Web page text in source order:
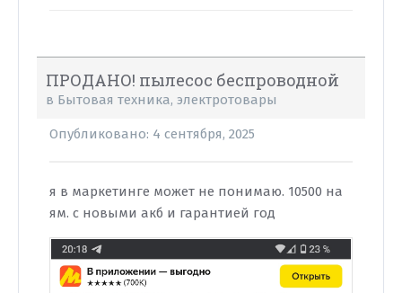
ПРОДАНО! пылесос беспроводной
в Бытовая техника, электротовары
Опубликовано: 4 сентября, 2025
я в маркетинге может не понимаю. 10500 на
ям. с новыми акб и гарантией год